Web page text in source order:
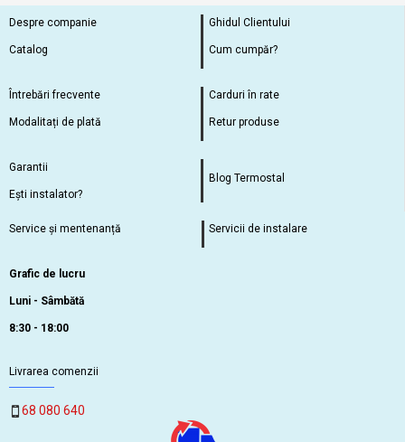
Despre companie
Catalog
Ghidul Clientului
Cum cumpăr?
Întrebări frecvente
Modalitați de plată
Carduri în rate
Retur produse
Garantii
Ești instalator?
Blog Termostal
Service și mentenanță Servicii de instalare
Grafic de lucru
Luni - Sâmbătă
8:30 - 18:00
Livrarea comenzii
68 080 640